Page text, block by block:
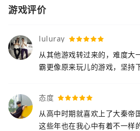
游戏评价
luluray
从其他游戏转过来的，难度大
霸更像原来玩儿的游戏，坚持
态度
从高中时期就喜欢上了大秦帝
这些年也在我心中有着不一样